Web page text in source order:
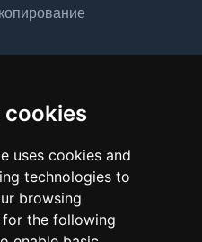
cookies
uses cookies and
technologies to
browsing
for the following